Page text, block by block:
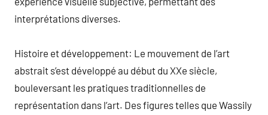
interprétations diverses.
Histoire et développement: Le mouvement de l’art
abstrait s’est développé au début du XXe siècle,
bouleversant les pratiques traditionnelles de
représentation dans l’art. Des figures telles que Wassily